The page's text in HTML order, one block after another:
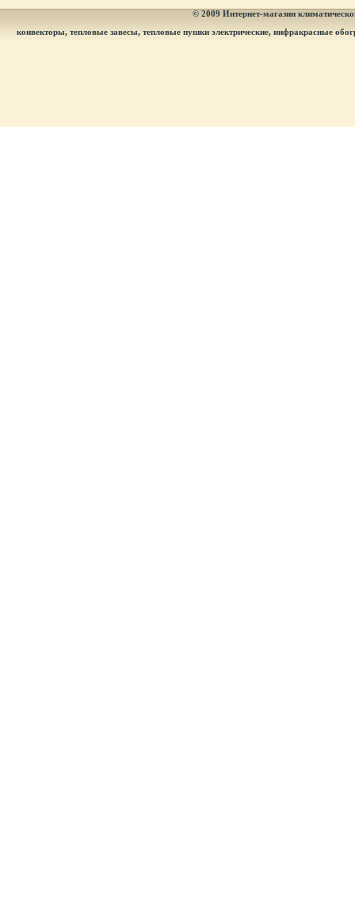
© 2009 Интернет-магазин
конвекторы, тепловые завесы, тепловые пушки электрические, инфракрасные